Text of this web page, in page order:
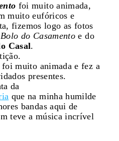
foi muito animada,
muito eufóricos e
fizemos logo as fotos
do Casamento e do
Casal.
foi muito animada e fez a
presentes.
da
que na minha humilde
bandas aqui de
teve a música incrível